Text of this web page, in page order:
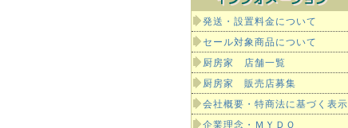
発送・設置料金について
セール対象商品について
厨房家 店舗一覧
厨房家 販売店募集
会社概要・特商法に基づく表示
企業理念・ＭＹＤＯ